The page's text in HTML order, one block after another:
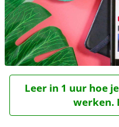
Leer in 1 uur hoe
werken.